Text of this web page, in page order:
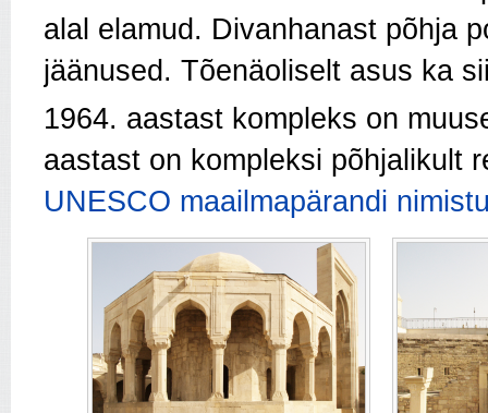
alal elamud. Divanhanast põhja
jäänused. Tõenäoliselt asus ka
1964. aastast kompleks on
aastast on kompleksi põhjalikult
UNESCO maailmapärandi